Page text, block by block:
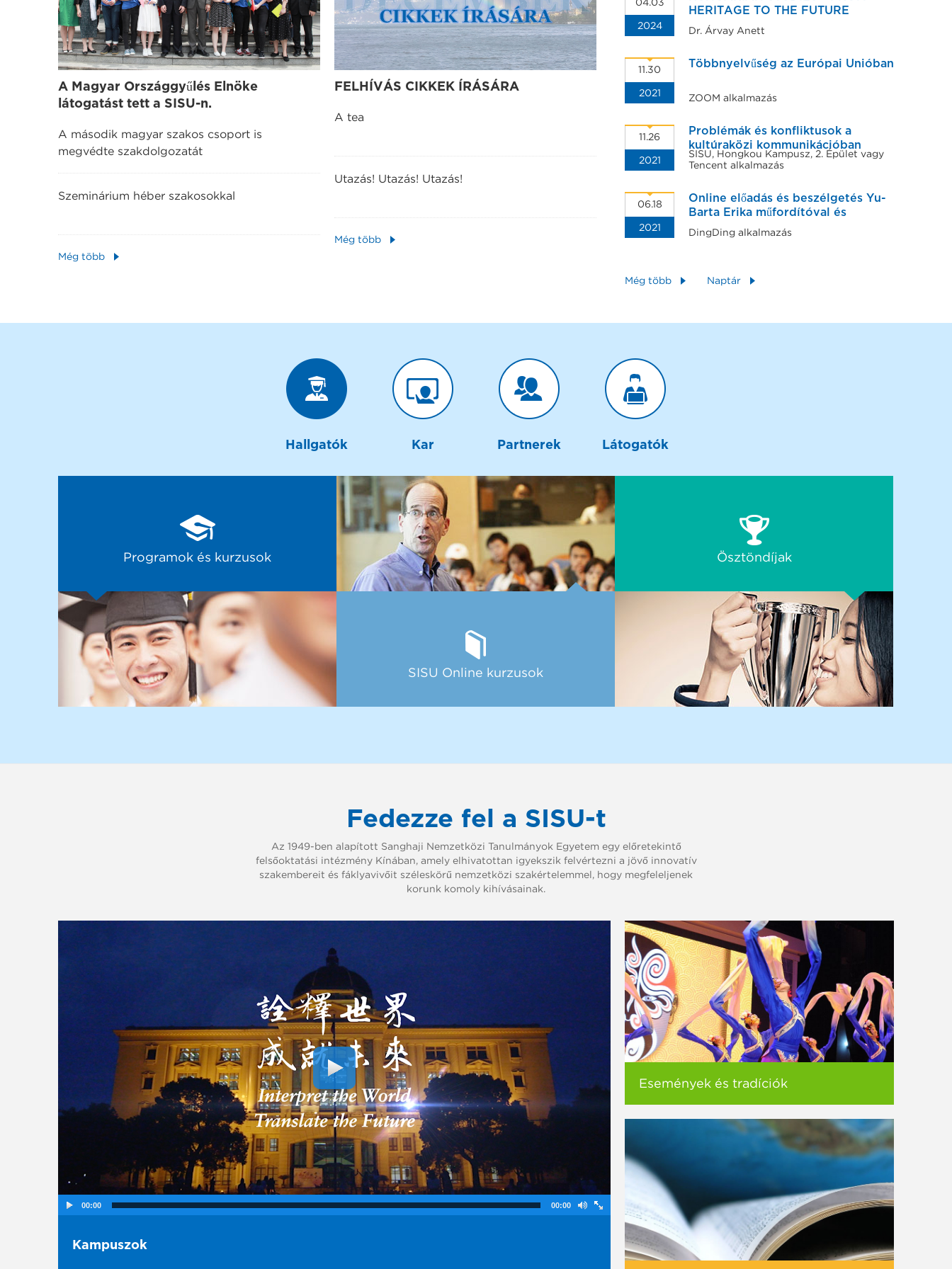
A Magyar Országgyűlés Elnöke
látogatást tett a SISU-n.
A második magyar szakos csoport is
megvédte szakdolgozatát
Szeminárium héber szakosokkal
Még több
FELHÍVÁS CIKKEK ÍRÁSÁRA
A tea
Utazás! Utazás! Utazás!
Még több
2024
HERITAGE TO THE FUTURE
Dr. Árvay Anett
11.30
2021
Többnyelvűség az Európai Unióban
ZOOM alkalmazás
11.26
2021
Problémák és konfliktusok a
kultúraközi kommunikációban
kínai-német szempontból
SISU, Hongkou Kampusz, 2. Épület vagy
Tencent alkalmazás
06.18
2021
Online előadás és beszélgetés Yu-
Barta Erika műfordítóval és
szerkesztővel
DingDing alkalmazás
Még több Naptár
Hallgatók Kar Partnerek Látogatók
Programok és kurzusok
SISU Online kurzusok
Ösztöndíjak
Fedezze fel a SISU-t
Az 1949-ben alapított Sanghaji Nemzetközi Tanulmányok Egyetem egy előretekintő
felsőoktatási intézmény Kínában, amely elhivatottan igyekszik felvértezni a jövő innovatív
szakembereit és fáklyavivőit széleskörű nemzetközi szakértelemmel, hogy megfeleljenek
korunk komoly kihívásainak.
00:00 00:00
Kampuszok
Események és tradíciók